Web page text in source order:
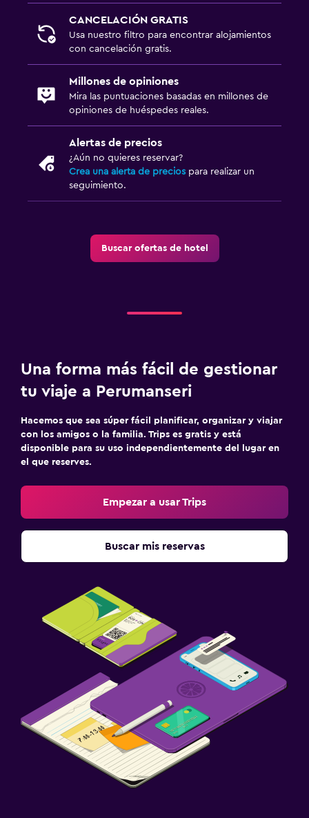
CANCELACIÓN GRATIS
Usa nuestro filtro para encontrar alojamientos
con cancelación gratis.
Millones de opiniones
Mira las puntuaciones basadas en millones de
opiniones de huéspedes reales.
Alertas de precios
¿Aún no quieres reservar?
Crea una alerta de precios para realizar un
seguimiento.
Buscar ofertas de hotel
Una forma más fácil de gestionar
tu viaje a Perumanseri
Hacemos que sea súper fácil planificar, organizar y viajar
con los amigos o la familia. Trips es gratis y está
disponible para su uso independientemente del lugar en
el que reserves.
Empezar a usar Trips
Buscar mis reservas